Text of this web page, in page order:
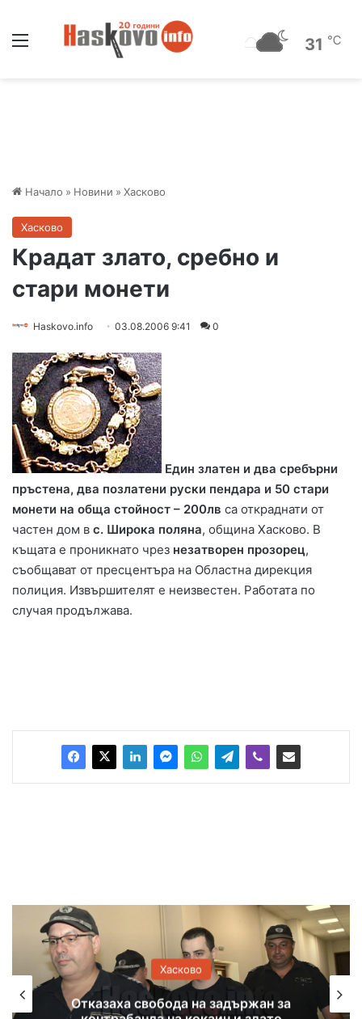
31 ℃
Начало » Новини » Хасково
Хасково
Крадат злато, сребно и
стари монети
Haskovo.info 03.08.2006 9:41 0
Един златен и два сребърни
пръстена, два позлатени руски пендара и 50 стари
монети на обща стойност – 200лв са откраднати от
частен дом в с. Широка поляна, община Хасково. В
къщата е проникнато чрез незатворен прозорец,
съобщават от пресцентъра на Областна дирекция
полиция. Извършителят е неизвестен. Работата по
случая продължава.
Хасково
Отказаха свобода на задържан за